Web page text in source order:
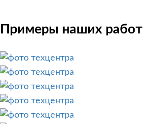
Примеры наших работ